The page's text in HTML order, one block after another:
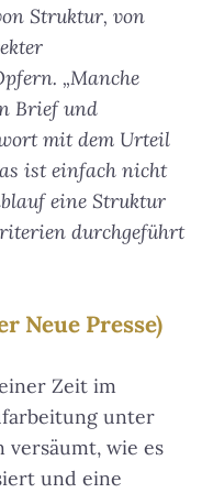
Struktur, von
„Manche
Brief und
mit dem Urteil
ist einfach nicht
eine Struktur
durchgeführt
Neue Presse)
Zeit im
unter
versäumt, wie es
und eine